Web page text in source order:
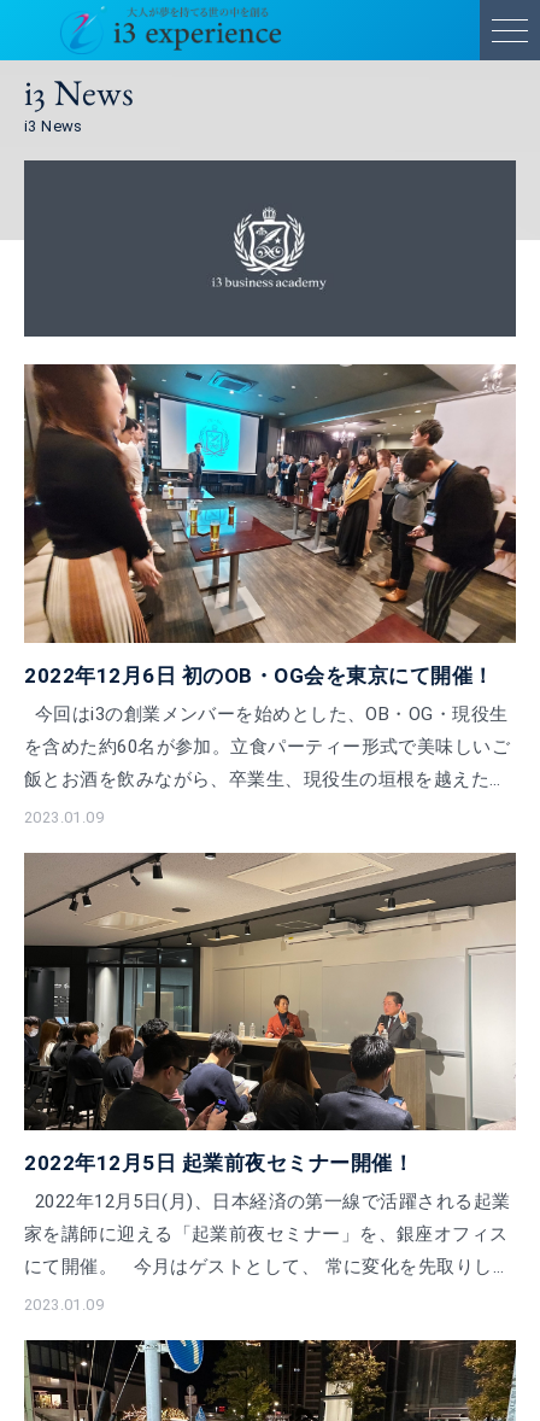
i3 News
i3 News
2022年12月6日 初のOB・OG会を東京にて開催！
今回はi3の創業メンバーを始めとした、OB・OG・現役生
を含めた約60名が参加。立食パーティー形式で美味しいご
飯とお酒を飲みながら、卒業生、現役生の垣根を越えた交
流がはかられました。 今回参加 […]
2023.01.09
2022年12月5日 起業前夜セミナー開催！
2022年12月5日(月)、日本経済の第一線で活躍される起業
家を講師に迎える「起業前夜セミナー」を、銀座オフィス
にて開催。 今月はゲストとして、 常に変化を先取りして
新たな価値を創造し、広く都 […]
2023.01.09